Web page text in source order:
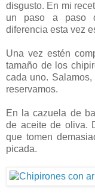
disgusto. En mi
un paso a paso
diferencia esta vez
Una vez estén
tamaño de los
cada uno.
reservamos.
En la cazuela de
de aceite de oliva.
que tomen
picada.